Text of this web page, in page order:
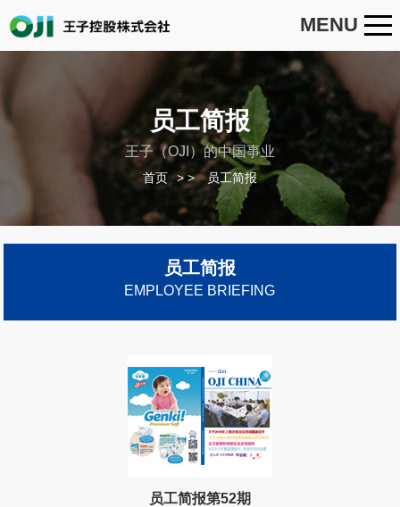
MENU
员工简报
王子（OJI）的中国事业
首页 > 员工简报
员工简报
EMPLOYEE BRIEFING
员工简报第52期